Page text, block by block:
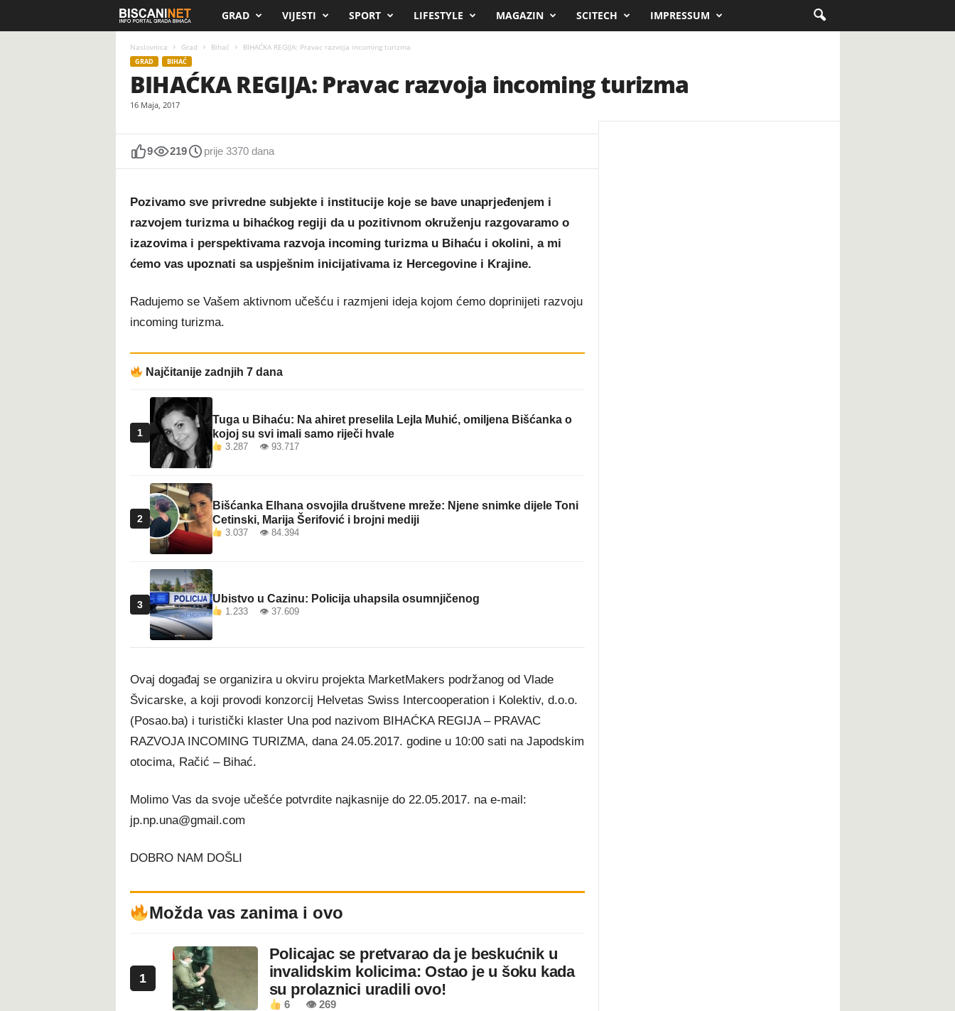
i
s
n
n
e
t
GRAD VIJESTI SPORT LIFESTYLE MAGAZIN SCITECH IMPRESSUM
Naslovnica Grad Bihać BIHAĆKA REGIJA: Pravac razvoja incoming turizma
GRAD BIHAĆ
BIHAĆKA REGIJA: Pravac razvoja incoming turizma
16 Maja, 2017
9 219 prije 3370 dana
Pozivamo sve privredne subjekte i institucije koje se bave unaprjeđenjem i
razvojem turizma u bihaćkog regiji da u pozitivnom okruženju razgovaramo o
izazovima i perspektivama razvoja incoming turizma u Bihaću i okolini, a mi
ćemo vas upoznati sa uspješnim inicijativama iz Hercegovine i Krajine.
Radujemo se Vašem aktivnom učešću i razmjeni ideja kojom ćemo doprinijeti razvoju
incoming turizma.
Najčitanije zadnjih 7 dana
1
Tuga u Bihaću: Na ahiret preselila Lejla Muhić, omiljena Bišćanka o
kojoj su svi imali samo riječi hvale
3.287 👁 93.717
2
Bišćanka Elhana osvojila društvene mreže: Njene snimke dijele Toni
Cetinski, Marija Šerifović i brojni mediji
3.037 👁 84.394
3 Ubistvo u Cazinu: Policija uhapsila osumnjičenog
1.233 👁 37.609
​Ovaj događaj se organizira u okviru projekta MarketMakers podržanog od Vlade
Švicarske, a koji provodi konzorcij Helvetas Swiss Intercooperation i Kolektiv, d.o.o.
(Posao.ba) i turistički klaster Una pod nazivom BIHAĆKA REGIJA – PRAVAC
RAZVOJA INCOMING TURIZMA, dana 24.05.2017. godine u 10:00 sati na Japodskim
otocima, Račić – Bihać.​
Molimo Vas da svoje učešće potvrdite najkasnije do 22.05.2017. na e-mail:
jp.np.una@gmail.com
DOBRO NAM DOŠLI
Možda vas zanima i ovo
1
Policajac se pretvarao da je beskućnik u
invalidskim kolicima: Ostao je u šoku kada
su prolaznici uradili ovo!
6 👁 269